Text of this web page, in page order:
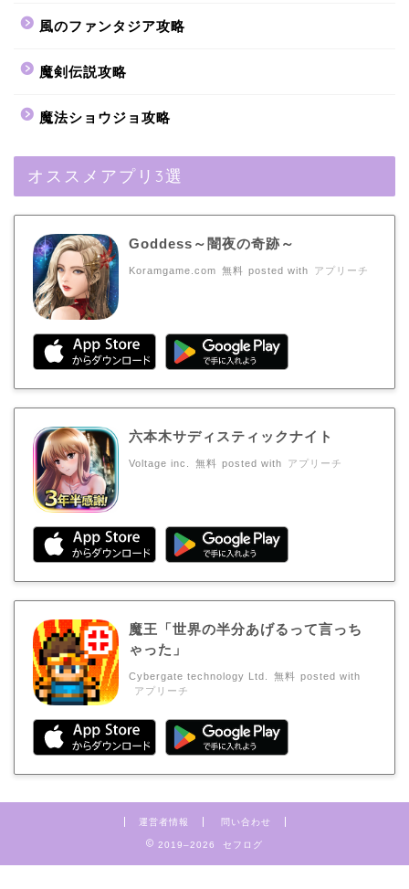
風のファンタジア攻略
魔剣伝説攻略
魔法ショウジョ攻略
オススメアプリ3選
Goddess～闇夜の奇跡～
Koramgame.com 無料 posted with アプリーチ
六本木サディスティックナイト
Voltage inc. 無料 posted with アプリーチ
魔王「世界の半分あげるって言っち
ゃった」
Cybergate technology Ltd. 無料 posted with
アプリーチ
運営者情報 問い合わせ
2019–2026 セフログ